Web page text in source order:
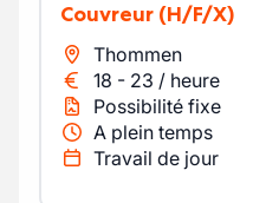
Couvreur (H/F/X)
Thommen
18 - 23 / heure
Possibilité fixe
A plein temps
Travail de jour